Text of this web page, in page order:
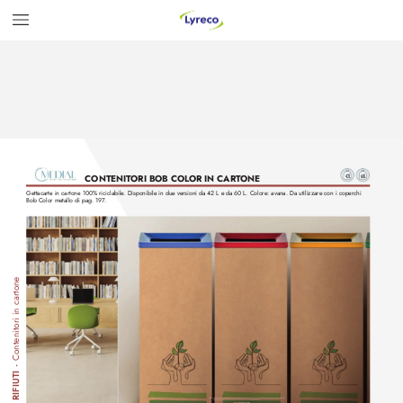
•
Contenitori in cartone
60L
42L
Gettacarte in cartone 100% riciclabile. Disponibile in due versioni da 42 L e da 60 L. Colore: avana. Da utilizzare con i coperchi
Bob Color metallo di pag. 197.
CONTENITORI BOB COLOR IN CARTONE